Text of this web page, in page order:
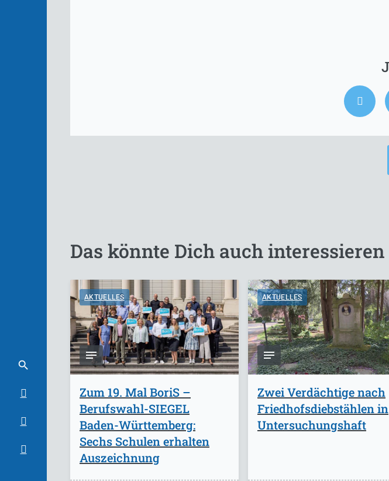
Das könnte Dich auch interessieren
AKTUELLES
Zum 19. Mal BoriS –
Berufswahl-SIEGEL
Baden-Württemberg:
Sechs Schulen erhalten
Auszeichnung
AKTUELLES
Zwei Verdächtige nach
Friedhofsdiebstählen in
Untersuchungshaft